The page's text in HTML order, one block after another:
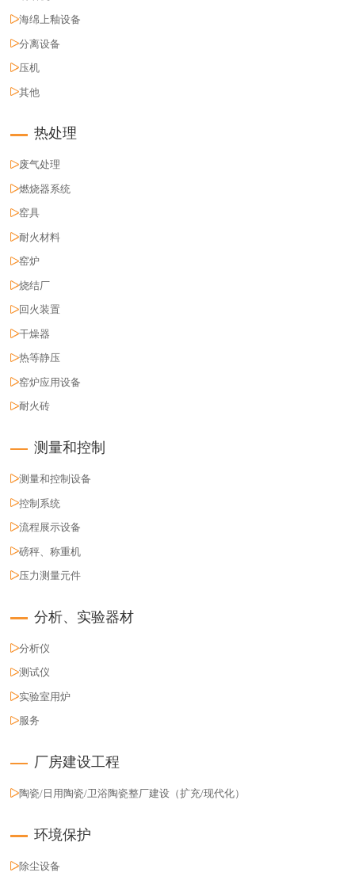
海绵上釉设备
分离设备
压机
其他
热处理
废气处理
燃烧器系统
窑具
耐火材料
窑炉
烧结厂
回火装置
干燥器
热等静压
窑炉应用设备
耐火砖
测量和控制
测量和控制设备
控制系统
流程展示设备
磅秤、称重机
压力测量元件
分析、实验器材
分析仪
测试仪
实验室用炉
服务
厂房建设工程
陶瓷/日用陶瓷/卫浴陶瓷整厂建设（扩充/现代化）
环境保护
除尘设备